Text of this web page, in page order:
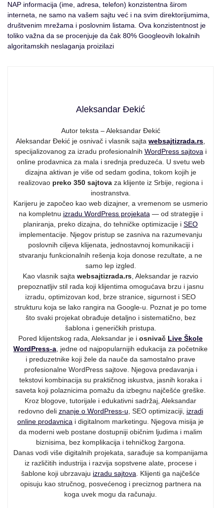
NAP informacija (ime, adresa, telefon) konzistentna širom
interneta, ne samo na vašem sajtu već i na svim direktorijumima,
društvenim mrežama i poslovnim listama. Ova konzistentnost je
toliko važna da se procenjuje da čak 80% Googleovih lokalnih
algoritamskih neslaganja proizilazi
Aleksandar Đekić
Autor teksta – Aleksandar Đekić
Aleksandar Đekić je osnivač i vlasnik sajta websajtizrada.rs
specijalizovanog za izradu profesionalnih WordPress sajtova i
online prodavnica za mala i srednja preduzeća. U svetu web
dizajna aktivan je više od sedam godina, tokom kojih je
realizovao preko 350 sajtova za klijente iz Srbije, regiona i
inostranstva.
Karijeru je započeo kao web dizajner, a vremenom se usmerio
na kompletnu izradu WordPress projekata — od strategije i
planiranja, preko dizajna, do tehničke optimizacije i SEO
implementacije. Njegov pristup se zasniva na razumevanju
poslovnih ciljeva klijenata, jednostavnoj komunikaciji i
stvaranju funkcionalnih rešenja koja donose rezultate, a ne
samo lep izgled.
Kao vlasnik sajta websajtizrada.rs , Aleksandar je razvio
prepoznatljiv stil rada koji klijentima omogućava brzu i jasnu
izradu, optimizovan kod, brze stranice, sigurnost i SEO
strukturu koja se lako rangira na Google-u. Poznat je po tome
što svaki projekat obrađuje detaljno i sistematično, bez
šablona i generičkih pristupa.
Pored klijentskog rada, Aleksandar je i osnivač Live Škole
WordPress-a , jedne od najpopularnijih edukacija za početnike
i preduzetnike koji žele da nauče da samostalno prave
profesionalne WordPress sajtove. Njegova predavanja i
tekstovi kombinacija su praktičnog iskustva, jasnih koraka i
saveta koji polaznicima pomažu da izbegnu najčešće greške.
Kroz blogove, tutorijale i edukativni sadržaj, Aleksandar
redovno deli znanje o WordPress-u , SEO optimizaciji, izradi
online prodavnica i digitalnom marketingu. Njegova misija je
da moderni web postane dostupniji običnim ljudima i malim
biznisima, bez komplikacija i tehničkog žargona.
Danas vodi više digitalnih projekata, sarađuje sa kompanijama
iz različitih industrija i razvija sopstvene alate, procese i
šablone koji ubrzavaju izradu sajtova . Klijenti ga najčešće
opisuju kao stručnog, posvećenog i preciznog partnera na
koga uvek mogu da računaju.